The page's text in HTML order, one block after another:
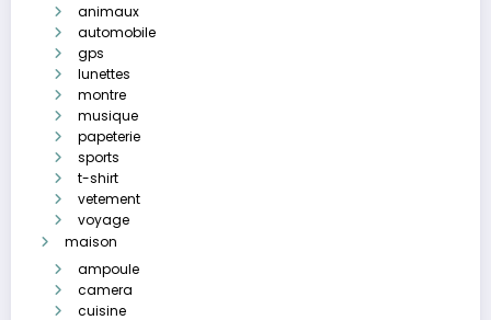
animaux
automobile
gps
lunettes
montre
musique
papeterie
sports
t-shirt
vetement
voyage
maison
ampoule
camera
cuisine